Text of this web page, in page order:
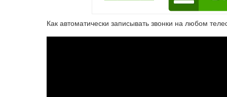
Как автоматически записывать звонки на любом